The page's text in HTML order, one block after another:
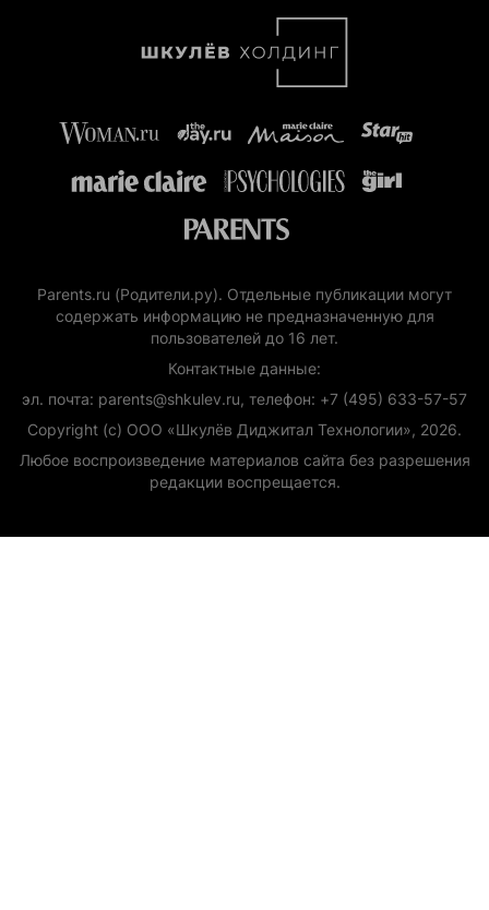
Parents.ru (Родители.ру). Отдельные публикации могут
содержать информацию не предназначенную для
пользователей до 16 лет.
Контактные данные:
эл. почта: parents@shkulev.ru, телефон: +7 (495) 633-57-57
Copyright (с) ООО «Шкулёв Диджитал Технологии», 2026.
Любое воспроизведение материалов сайта без разрешения
редакции воспрещается.